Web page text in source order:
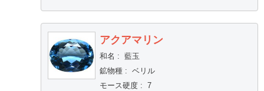
アクアマリン
和名 : 藍玉
鉱物種: ベリル
モース硬度: 7